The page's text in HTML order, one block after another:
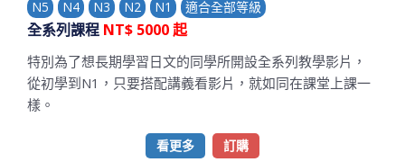
N5
N4 N3 N2 N1 適合全部等級
全系列課程 NT$ 5000 起
特別為了想長期學習日文的同學所開設全系列教學影片，
從初學到N1，只要搭配講義看影片，就如同在課堂上課一
樣。
看更多 訂購